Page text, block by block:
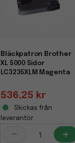
Bläckpatron Brother
XL 5000 Sidor
LC3235XLM Magenta
536,25 kr
Skickas från
leverantör
- +